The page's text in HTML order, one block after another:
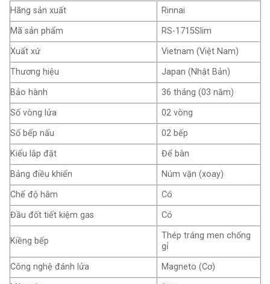
Hãng sản xuất
Rinnai
Mã sản phẩm
RS-1715Slim
Xuất xứ
Vietnam (Việt Nam)
Thương hiệu
Japan (Nhật Bản)
Bảo hành
36 tháng (03 năm)
Số vòng lửa
02 vòng
Số bếp nấu
02 bếp
Kiểu lắp đặt
Để bàn
Bảng điều khiển
Núm vặn (xoay)
Chế độ hâm
Có
Đầu đốt tiết kiệm gas
Có
Kiềng bếp
Thép tráng men chống
gỉ
Công nghệ đánh lửa
Magneto (Cơ)